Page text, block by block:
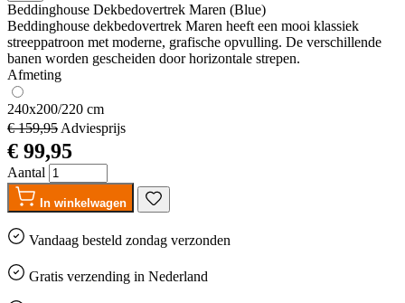
Beddinghouse Dekbedovertrek Maren (Blue)
Beddinghouse dekbedovertrek Maren heeft een mooi klassiek
streeppatroon met moderne, grafische opvulling. De verschillende
banen worden gescheiden door horizontale strepen.
Afmeting
240x200/220 cm
€ 159,95 Adviesprijs
€ 99,95
Aantal
In winkelwagen
Vandaag besteld zondag verzonden
Gratis verzending in Nederland